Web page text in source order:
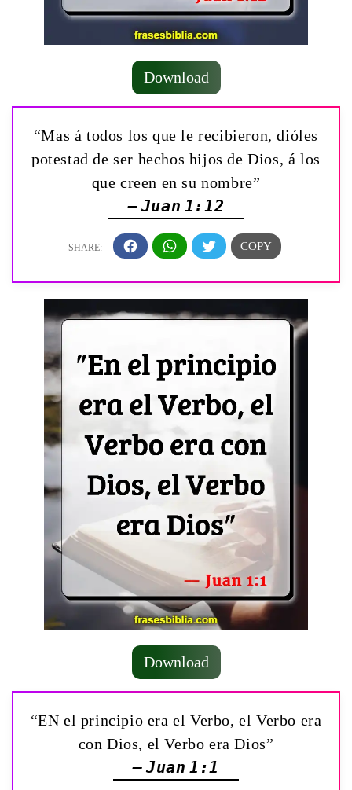
Download
“Mas á todos los que le recibieron, dióles
potestad de ser hechos hijos de Dios, á los
que creen en su nombre”
— Juan 1:12
Download
“EN el principio era el Verbo, el Verbo era
con Dios, el Verbo era Dios”
— Juan 1:1